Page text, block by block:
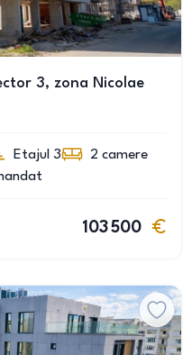
3, zona Nicolae
Etajul 3 2 camere
103 500